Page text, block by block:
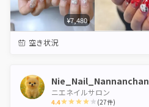
¥7,480
空き状況
Nie_Nail_Nannanchan
ニエネイルサロン
4.4 (27件)